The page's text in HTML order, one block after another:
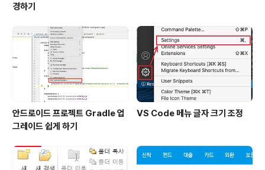
경하기
안드로이드 프로젝트 Gradle 업
그레이드 쉽게 하기
VS Code 메뉴 글자 크기 조정